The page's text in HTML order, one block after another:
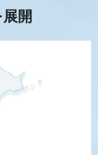
開